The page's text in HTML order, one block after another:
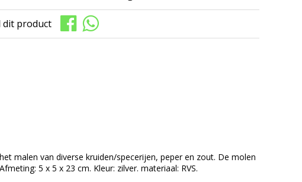
dit product
malen van diverse kruiden/specerijen, peper en zout. De molen
5 x 5 x 23 cm. Kleur: zilver. materiaal: RVS.